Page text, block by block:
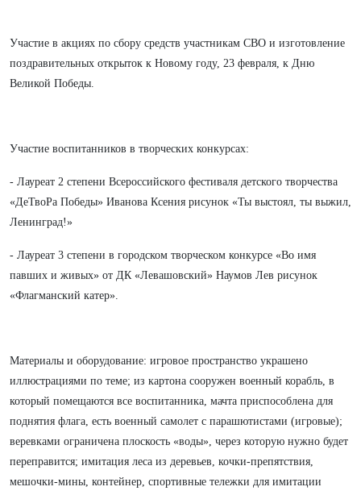
Участие в акциях по сбору средств участникам СВО и изготовление
поздравительных открыток к Новому году, 23 февраля, к Дню
Великой Победы.
Участие воспитанников в творческих конкурсах:
- Лауреат 2 степени Всероссийского фестиваля детского творчества
«ДеТвоРа Победы» Иванова Ксения рисунок «Ты выстоял, ты выжил,
Ленинград!»
- Лауреат 3 степени в городском творческом конкурсе «Во имя
павших и живых» от ДК «Левашовский» Наумов Лев рисунок
«Флагманский катер».
Материалы и оборудование: игровое пространство украшено
иллюстрациями по теме; из картона сооружен военный корабль, в
который помещаются все воспитанника, мачта приспособлена для
поднятия флага, есть военный самолет с парашютистами (игровые);
веревками ограничена плоскость «воды», через которую нужно будет
переправится; имитация леса из деревьев, кочки-препятствия,
мешочки-мины, контейнер, спортивные тележки для имитации